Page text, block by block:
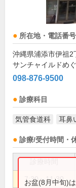
所在地・電話番号
沖縄県浦添市伊祖2
サンチャイルドめ
098-876-9500
診療科目
気管食道科 耳鼻
診療/受付時間・
7:30～11:30
お盆(8月中旬)